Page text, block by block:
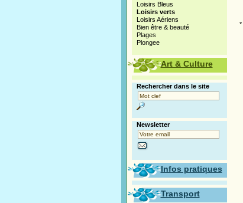
*
Loisirs Bleus
Loisirs verts
Loisirs Aériens
Bien être & beauté
Plages
Plongee
Art & Culture
Rechercher dans le site
Newsletter
Infos pratiques
Transport